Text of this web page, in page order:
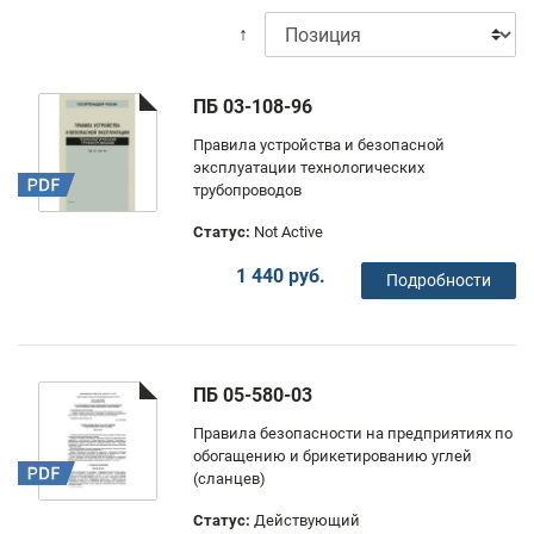
↑
ПБ 03-108-96
Правила устройства и безопасной
эксплуатации технологических
трубопроводов
Статус: Not Active
1 440 руб. Подробности
ПБ 05-580-03
Правила безопасности на предприятиях по
обогащению и брикетированию углей
(сланцев)
Статус: Действующий